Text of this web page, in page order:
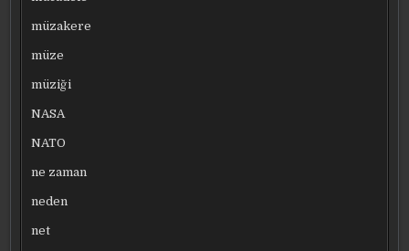
müzakere
müze
müziği
NASA
NATO
ne zaman
neden
net